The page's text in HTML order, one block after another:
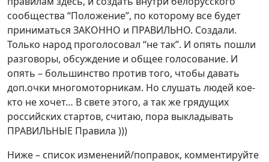
сообщества “Положение”, по которому все будет
приниматься ЗАКОННО и ПРАВИЛЬНО. Создали.
Только народ проголосовал “не так”. И опять пошли
разговоры, обсуждение и общее голосование. И
опять – большинство против того, чтобы давать
доп.очки многомоторникам. Но слушать людей кое-
кто не хочет… В свете этого, а так же грядущих
российских стартов, считаю, пора выкладывать
ПРАВИЛЬНЫЕ Правила )))
Ниже – список изменений/поправок, комментируйте